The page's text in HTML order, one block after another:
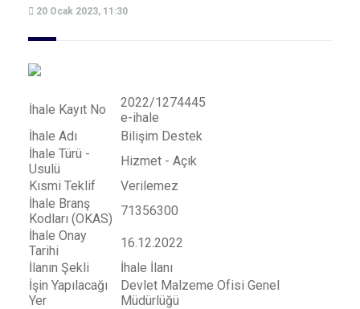
20 Ocak 2023, 11:30
İhale Kayıt No
2022/1274445
e-ihale
İhale Adı
Bilişim Destek
İhale Türü -
Usulü
Hizmet - Açık
Kısmi Teklif
Verilemez
İhale Branş
Kodları (OKAS)
71356300
İhale Onay
Tarihi
16.12.2022
İlanın Şekli
İhale İlanı
İşin Yapılacağı
Yer
Devlet Malzeme Ofisi Genel
Müdürlüğü